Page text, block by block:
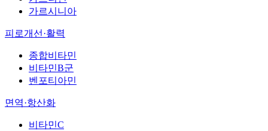
가르시니아
피로개선·활력
종합비타민
비타민B군
벤포티아민
면역·항산화
비타민C